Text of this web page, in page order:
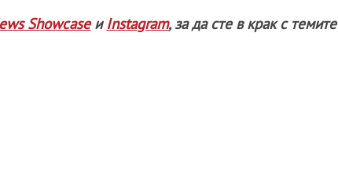
Showcaseи Instagram, за да сте в крак с темите